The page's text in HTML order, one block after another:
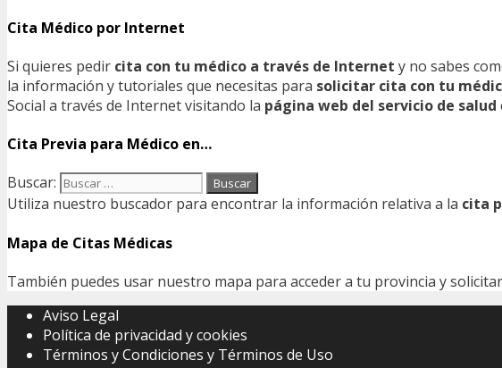
Cita Médico por Internet
Si quieres pedir cita con tu médico a través de Internet y no sabes
la información y tutoriales que necesitas para solicitar cita con tu
Social a través de Internet visitando la página web del servicio de salud
Cita Previa para Médico en…
Buscar:
Utiliza nuestro buscador para encontrar la información relativa a la cita
Mapa de Citas Médicas
También puedes usar nuestro mapa para acceder a tu provincia y
Aviso Legal
Política de privacidad y cookies
Términos y Condiciones y Términos de Uso